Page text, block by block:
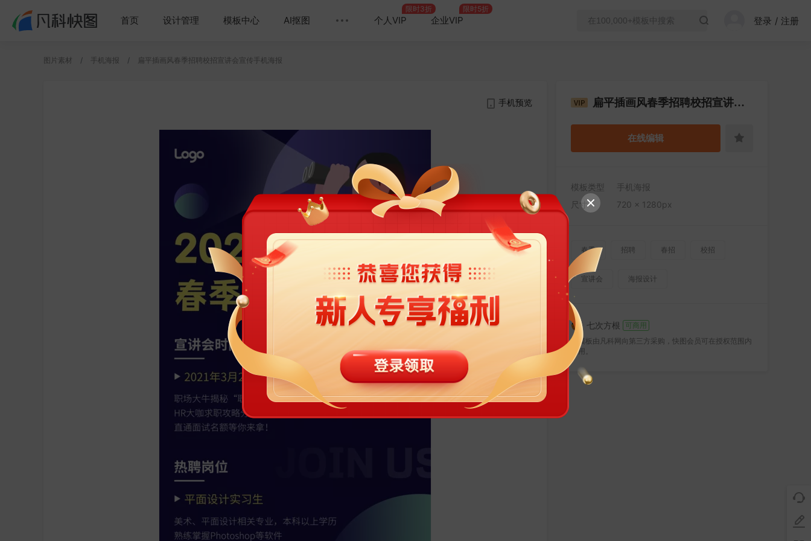
首页 设计管理 模板中心 AI抠图 个人VIP
限时3折
企业VIP
限时5折
登录 / 注册
图片素材 手机海报 扁平插画风春季招聘校招宣讲会宣传手机海报
手机预览 扁平插画风春季招聘校招宣讲会宣传手机海报
在线编辑
模板类型
手机海报
尺寸
720 × 1280px
春季 招聘 春招 校招
宣讲会 海报设计
七次方根
可商用
该模板由凡科网向第三方采购，快图会员可在授权范围内
商用。